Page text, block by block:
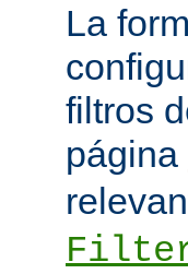
La
filtros
página